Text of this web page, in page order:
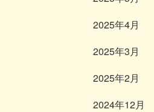
2025年4月
2025年3月
2025年2月
2024年12月